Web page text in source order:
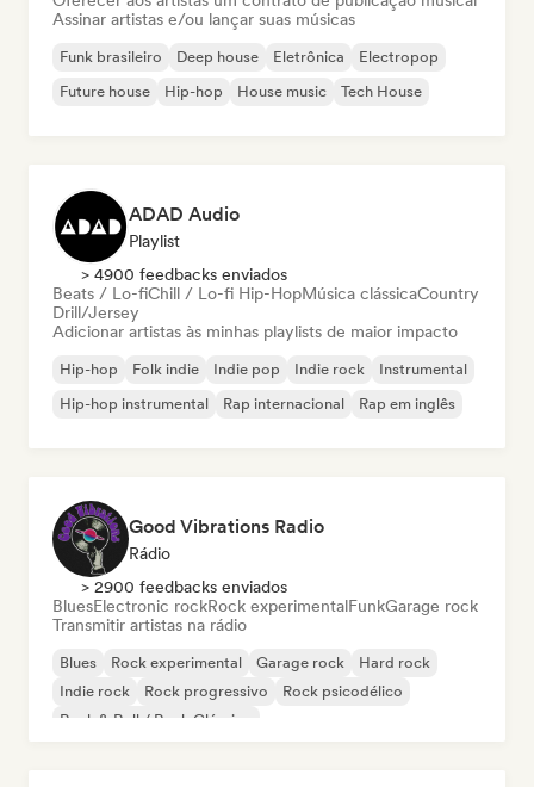
Assinar artistas e/ou lançar suas músicas
Funk brasileiro Deep house Eletrônica
Electropop
Future house
Hip-hop House music Tech House
ADAD Audio
Playlist
> 4900 feedbacks enviados
Beats / Lo-fiChill / Lo-fi Hip-HopMúsica clássicaCountry
Drill/Jersey
Adicionar artistas às minhas playlists de maior impacto
Hip-hop Folk indie Indie pop Indie rock
Instrumental
Hip-hop instrumental
Rap internacional Rap em inglês
Good Vibrations Radio
Rádio
> 2900 feedbacks enviados
BluesElectronic rockRock experimentalFunkGarage rock
Transmitir artistas na rádio
Blues Rock experimental Garage rock
Hard rock
Indie rock
Rock progressivo
Rock psicodélico
Rock & Roll / Rock Clássico